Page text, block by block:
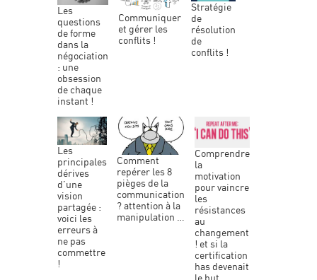
les
questions
de forme
dans la
négociation
: une
obsession
de chaque
instant !
communiquer
et gérer les
conflits !
stratégie
de
résolution
de
conflits !
les
principales
dérives
d’une
vision
partagée :
voici les
erreurs à
ne pas
commettre
!
comment
repérer les 8
pièges de la
communication
? attention à la
manipulation …
comprendre
la
motivation
pour vaincre
les
résistances
au
changement
! et si la
certification
has devenait